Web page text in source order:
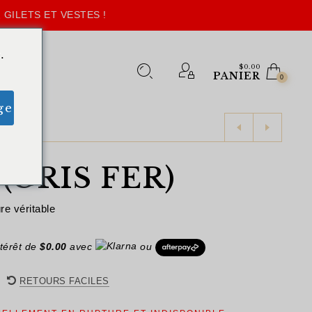
ET VESTES !
$0.00
PANIER 0
FER)
véritable
de$0.00 avec ou
RETOURS FACILES